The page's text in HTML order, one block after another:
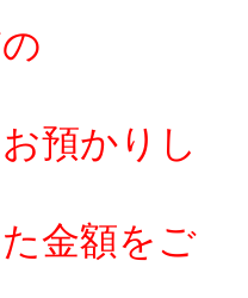
預かりし
金額をご